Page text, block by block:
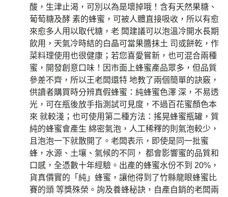
酸，生津止渴，可別以為是壞掉哦！含有天然果糖、
葡萄糖及酵 素的蜂蜜，可被人體直接吸收，所以有愈
來愈多人用以取代糖，老 闆建議可以泡溫冷開水長期
飲用，天氣冷時結的白晶可當果醬抹土 司或餅乾，作
菜料理使用也很健康；若您喜愛嘗新，也可混合兩種
蜜，開發創意口味！因市面上蜂蜜產品眾多，但品質
參差不齊，所以王老闆還特 地教了兩個簡單的訣竅，
供讀者購買時分辨真假蜂蜜：純蜂蜜色澤 深，不易透
光，可在瓶後放手指測試可見度，不過百花蜜顏色本
來 就較淺；也可使用第二種方法：搖晃蜂蜜瓶罐，質
純的蜂蜜會產生 綿密氣泡，人工稀釋的則氣泡較少，
且泡泡一下就散開了。老闆表示，即使是同一批蜜
蜂，水源、土壤、氣候的不同， 都會影響蜜的品質和
口感，全憑數十年經驗。出產的蜂蜜水份不到 20%，
貨真價實的「純」蜂蜜，讓他得到了竹縣龍眼蜂蜜比
賽的頭 等獎殊榮。詢及養蜂秘訣，自產自銷的老闆兩